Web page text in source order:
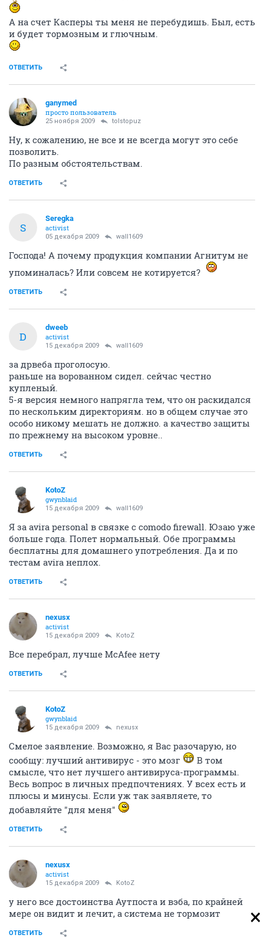
А на счет Касперы ты меня не перебудишь. Был, есть
и будет тормозным и глючным.
ОТВЕТИТЬ
ganymed
просто пользователь
25 ноября 2009 tolstopuz
Ну, к сожалению, не все и не всегда могут это себе
позволить.
По разным обстоятельствам.
ОТВЕТИТЬ
S
Seregka
activist
05 декабря 2009 wall1609
Господа! А почему продукция компании Агнитум не
упоминалась? Или совсем не котируется?
ОТВЕТИТЬ
D
dweeb
activist
15 декабря 2009 wall1609
за дрвеба проголосую.
раньше на ворованном сидел. сейчас честно
купленый.
5-я версия немного напрягла тем, что он раскидался
по нескольким директориям. но в общем случае это
особо никому мешать не должно. а качество защиты
по прежнему на высоком уровне..
ОТВЕТИТЬ
KotoZ
gwynblaid
15 декабря 2009 wall1609
Я за avira personal в связке с comodo firewall. Юзаю уже
больше года. Полет нормальный. Обе программы
бесплатны для домашнего употребления. Да и по
тестам avira неплох.
ОТВЕТИТЬ
nexusx
activist
15 декабря 2009 KotoZ
Все перебрал, лучше McAfee нету
ОТВЕТИТЬ
KotoZ
gwynblaid
15 декабря 2009 nexusx
Смелое заявление. Возможно, я Вас разочарую, но
сообщу: лучший антивирус - это мозг
В том
смысле, что нет лучшего антивируса-программы.
Весь вопрос в личных предпочтениях. У всех есть и
плюсы и минусы. Если уж так заявляете, то
добавляйте "для меня"
ОТВЕТИТЬ
nexusx
activist
15 декабря 2009 KotoZ
у него все достоинства Аутпоста и вэба, по крайней
мере он видит и лечит, а система не тормозит
ОТВЕТИТЬ